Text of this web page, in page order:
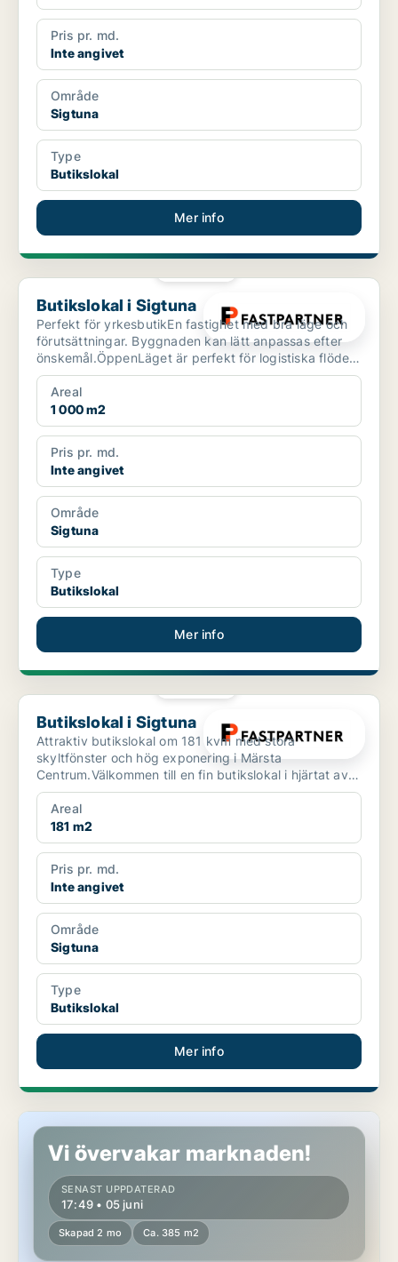
Pris pr. md.
Inte angivet
Område
Sigtuna
Type
Butikslokal
Mer info
Butikslokal i Sigtuna
Butikslokal i Sigtuna
Perfekt för yrkesbutikEn fastighet med bra läge och
förutsättningar. Byggnaden kan lätt anpassas efter
önskemål.ÖppenLäget är perfekt för logistiska flöden
o...
Areal
1 000 m2
Pris pr. md.
Inte angivet
Område
Sigtuna
Type
Butikslokal
Mer info
Butikslokal i Sigtuna
Butikslokal i Sigtuna
Attraktiv butikslokal om 181 kvm med stora
skyltfönster och hög exponering i Märsta
Centrum.Välkommen till en fin butikslokal i hjärtat av
Märsta Centrum. Lo...
Areal
181 m2
Pris pr. md.
Inte angivet
Område
Sigtuna
Type
Butikslokal
Mer info
Butikslokal i Sigtuna
Vi övervakar marknaden!
SENAST UPPDATERAD
17:49 • 05 juni
Skapad 2 mo Ca. 385 m2